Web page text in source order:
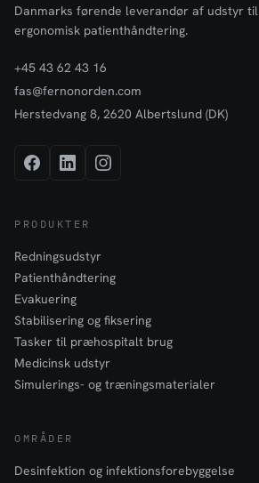
Danmarks førende leverandør af udstyr til
ergonomisk patienthåndtering.
+45 43 62 43 16
fas@fernonorden.com
Herstedvang 8, 2620 Albertslund (DK)
PRODUKTER
Redningsudstyr
Patienthåndtering
Evakuering
Stabilisering og fiksering
Tasker til præhospitalt brug
Medicinsk udstyr
Simulerings- og træningsmaterialer
OMRÅDER
Desinfektion og infektionsforebyggelse